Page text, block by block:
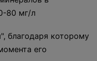
80 мг/л
которому
его